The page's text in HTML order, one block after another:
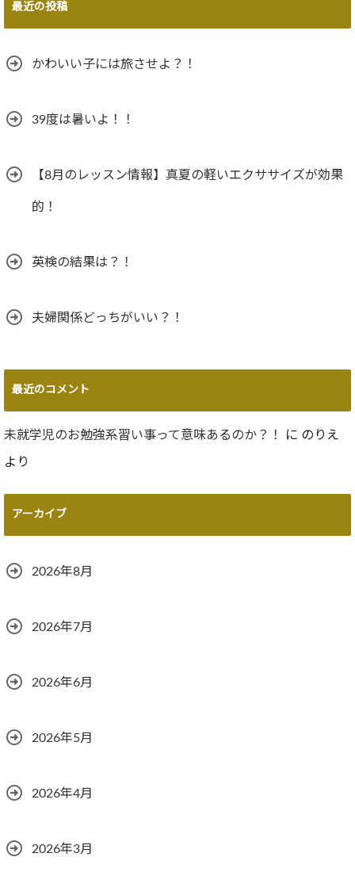
最近の投稿
かわいい子には旅させよ？！
39度は暑いよ！！
【8月のレッスン情報】真夏の軽いエクササイズが効果
的！
英検の結果は？！
夫婦関係どっちがいい？！
最近のコメント
未就学児のお勉強系習い事って意味あるのか？！ に のりえ
より
アーカイブ
2026年8月
2026年7月
2026年6月
2026年5月
2026年4月
2026年3月